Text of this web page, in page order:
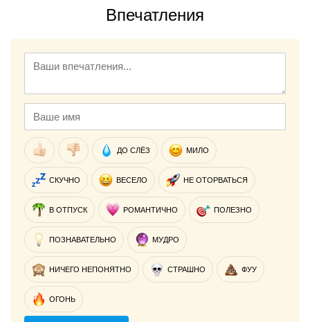
Впечатления
ДО СЛЁЗ МИЛО
СКУЧНО ВЕСЕЛО НЕ ОТОРВАТЬСЯ
В ОТПУСК РОМАНТИЧНО ПОЛЕЗНО
ПОЗНАВАТЕЛЬНО МУДРО
НИЧЕГО НЕПОНЯТНО СТРАШНО ФУУ
ОГОНЬ